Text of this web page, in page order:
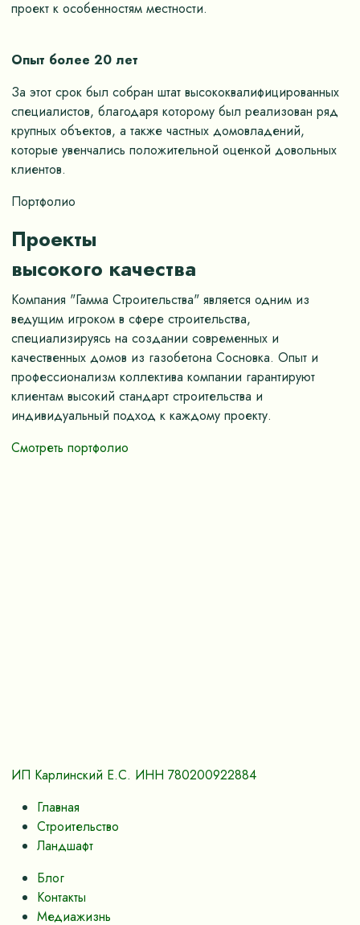
проект к особенностям местности.
Опыт более 20 лет
За этот срок был собран штат высококвалифицированных
специалистов, благодаря которому был реализован ряд
крупных объектов, а также частных домовладений,
которые увенчались положительной оценкой довольных
клиентов.
Портфолио
Проекты
высокого качества
Компания "Гамма Строительства" является одним из
ведущим игроком в сфере строительства,
специализируясь на создании современных и
качественных домов из газобетона Сосновка. Опыт и
профессионализм коллектива компании гарантируют
клиентам высокий стандарт строительства и
индивидуальный подход к каждому проекту.
Смотреть портфолио
ИП Карлинский Е.С. ИНН 780200922884
Главная
Строительство
Ландшафт
Блог
Контакты
Медиажизнь